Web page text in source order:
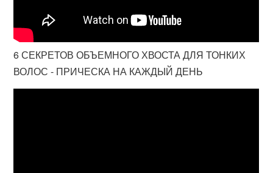
6 СЕКРЕТОВ ОБЪЕМНОГО ХВОСТА ДЛЯ ТОНКИХ
ВОЛОС - ПРИЧЕСКА НА КАЖДЫЙ ДЕНЬ